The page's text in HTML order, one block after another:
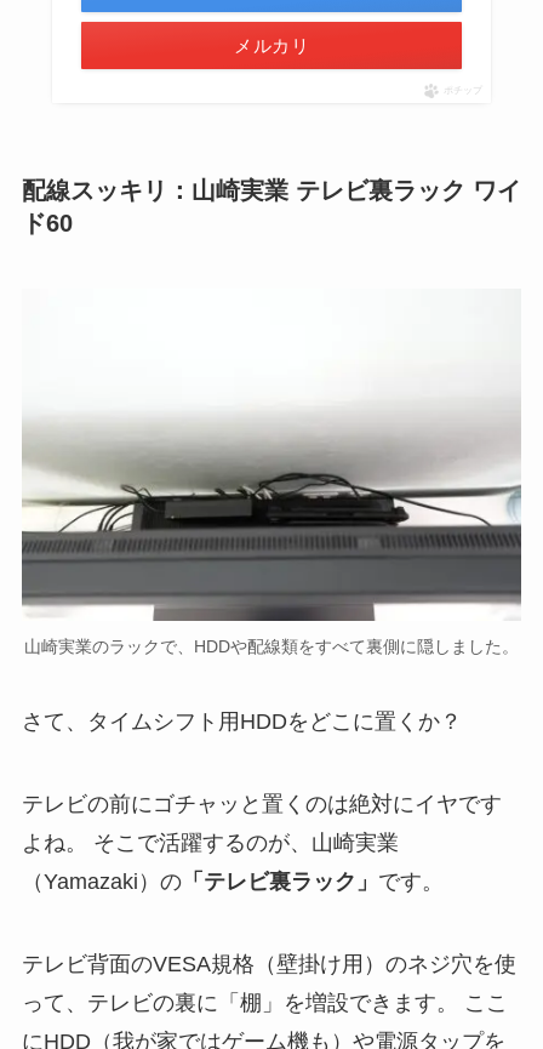
メルカリ
ポチップ
配線スッキリ：山崎実業 テレビ裏ラック ワイ
ド60
山崎実業のラックで、HDDや配線類をすべて裏側に隠しました。
さて、タイムシフト用HDDをどこに置くか？
テレビの前にゴチャッと置くのは絶対にイヤです
よね。 そこで活躍するのが、山崎実業
（Yamazaki）の「テレビ裏ラック」 です。
テレビ背面のVESA規格（壁掛け用）のネジ穴を使
って、テレビの裏に「棚」を増設できます。 ここ
にHDD（我が家ではゲーム機も）や電源タップを